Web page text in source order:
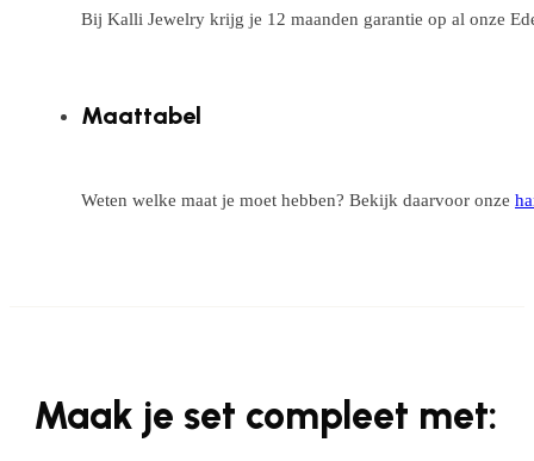
Bij Kalli Jewelry krijg je 12 maanden garantie op al onze
Maattabel
Weten welke maat je moet hebben? Bekijk daarvoor onze
Maak je set compleet met: